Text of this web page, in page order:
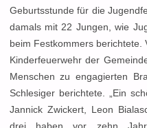
Geburtsstunde für die
damals mit 22 Jungen, wie
beim Festkommers
Kinderfeuerwehr der
Menschen zu engagierten
Schlesiger berichtete. „Ein
Jannick Zwickert, Leon